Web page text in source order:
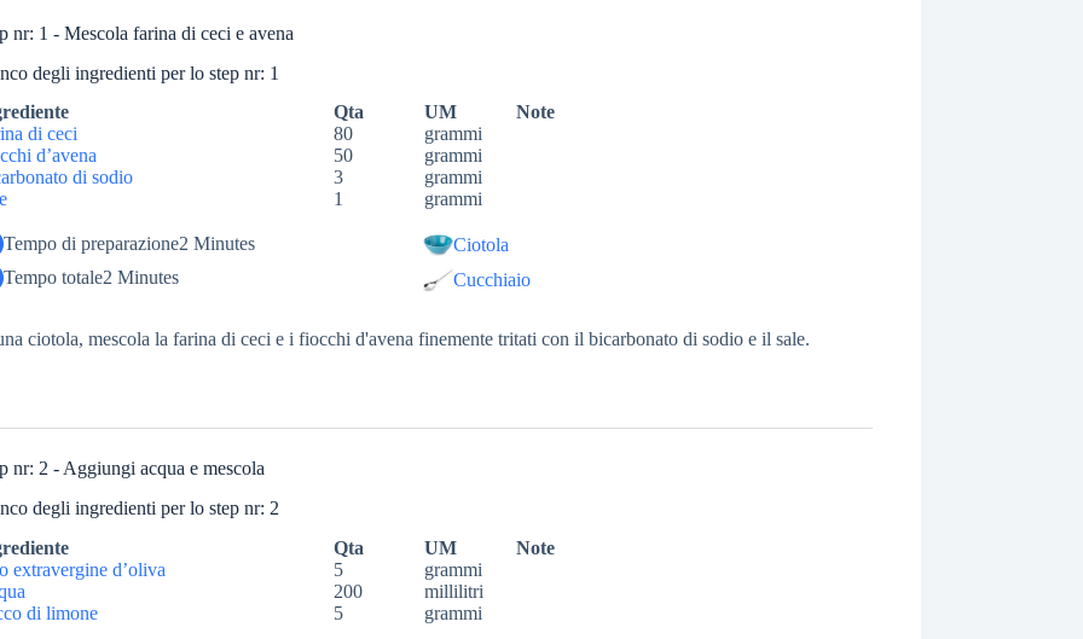
nr: 1 - Mescola farina di ceci e avena
degli ingredienti per lo step nr: 1
Qta UM
Note
di ceci
80
grammi
d’avena
50
grammi
di sodio
3
grammi
1 grammi
Tempo di preparazione2 Minutes
Tempo totale2 Minutes
Ciotola
Cucchiaio
ciotola, mescola la farina di ceci e i fiocchi d'avena finemente tritati con il bicarbonato di sodio e il sale.
nr: 2 - Aggiungi acqua e mescola
degli ingredienti per lo step nr: 2
Qta UM
Note
extravergine d’oliva
5
grammi
200
millilitri
di limone
5 grammi